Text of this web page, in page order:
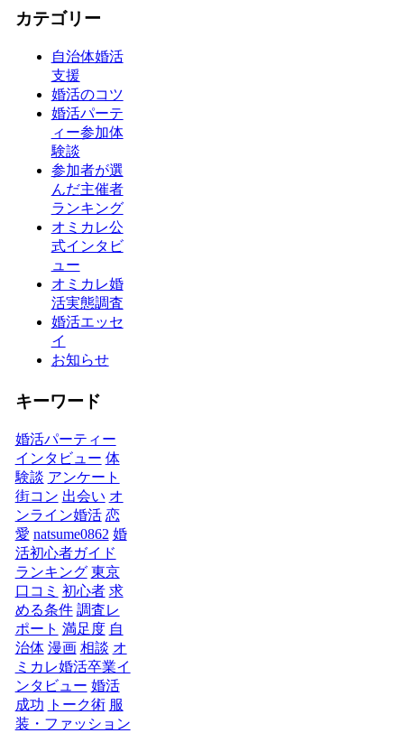
カテゴリー
自治体婚活
支援
婚活のコツ
婚活パーテ
ィー参加体
験談
参加者が選
んだ主催者
ランキング
オミカレ公
式インタビ
ュー
オミカレ婚
活実態調査
婚活エッセ
イ
お知らせ
キーワード
婚活パーティー
インタビュー 体
験談 アンケート
街コン 出会い オ
ンライン婚活 恋
愛 natsume0862 婚
活初心者ガイド
ランキング 東京
口コミ 初心者 求
める条件 調査レ
ポート 満足度 自
治体 漫画 相談 オ
ミカレ婚活卒業イ
ンタビュー 婚活
成功
トーク術 服
装・ファッション